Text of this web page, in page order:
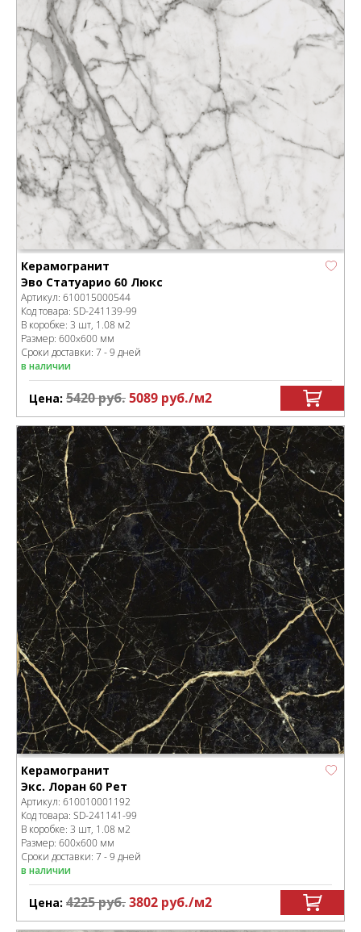
Керамогранит
Эво Статуарио 60 Люкс
Артикул: 610015000544
Код товара: SD-241139-99
В коробке: 3 шт, 1.08 м2
Размер: 600x600 мм
Сроки доставки: 7 - 9 дней
в наличии
Цена: 5420руб.5089 руб./м2
Керамогранит
Экс. Лоран 60 Рет
Артикул: 610010001192
Код товара: SD-241141-99
В коробке: 3 шт, 1.08 м2
Размер: 600x600 мм
Сроки доставки: 7 - 9 дней
в наличии
Цена: 4225руб.3802 руб./м2